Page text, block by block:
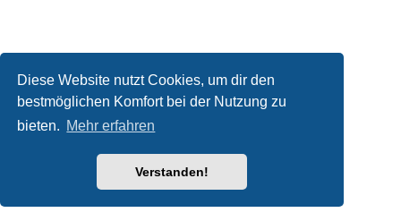
Diese Website nutzt Cookies, um dir den
bestmöglichen Komfort bei der Nutzung zu
bieten. Mehr erfahren
Verstanden!